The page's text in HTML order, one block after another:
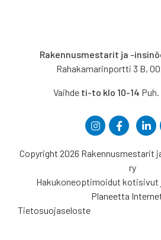
Rakennusmestarit ja -
Rahakamarinportti 3 B,
Vaihde ti-to klo 10-14 Puh.
Copyright 2026 Rakennusmestarit
ry
Hakukoneoptimoidut kotisivut
Planeetta
Tietosuojaseloste